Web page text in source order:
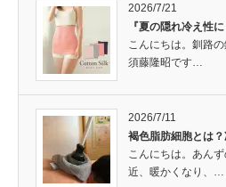
2026/7/21
『夏の隠れ冷え性
こんにちは。釧路
須藤隆昭です…
2026/7/11
褐色脂肪細胞とは
こんにちは。あん
近、暖かくなり、…